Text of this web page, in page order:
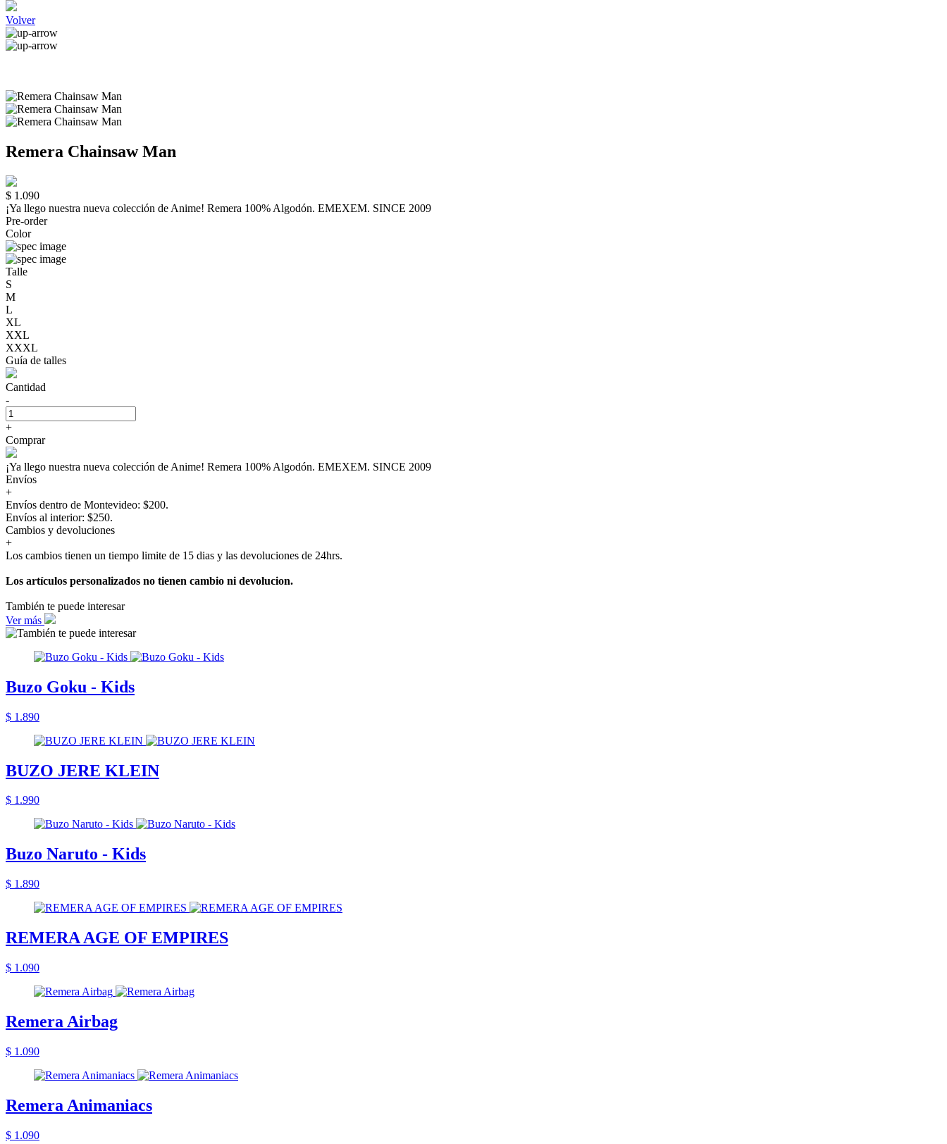
Volver
Remera Chainsaw Man
$ 1.090
¡Ya llego nuestra nueva colección de Anime! Remera 100% Algodón. EMEXEM. SINCE 2009
Pre-order
Color
Talle
S
M
L
XL
XXL
XXXL
Guía de talles
Cantidad
-
+
Comprar
¡Ya llego nuestra nueva colección de Anime! Remera 100% Algodón. EMEXEM. SINCE 2009
Envíos
+
Envíos dentro de Montevideo: $200.
Envíos al interior: $250.
Cambios y devoluciones
+
Los cambios tienen un tiempo limite de 15 dias y las devoluciones de 24hrs.
Los artículos personalizados no tienen cambio ni devolucion.
También te puede interesar
Ver más
Buzo Goku - Kids
$ 1.890
BUZO JERE KLEIN
$ 1.990
Buzo Naruto - Kids
$ 1.890
REMERA AGE OF EMPIRES
$ 1.090
Remera Airbag
$ 1.090
Remera Animaniacs
$ 1.090